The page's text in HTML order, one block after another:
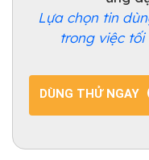
Lựa chọn tin
trong việc
DÙNG THỬ NGAY